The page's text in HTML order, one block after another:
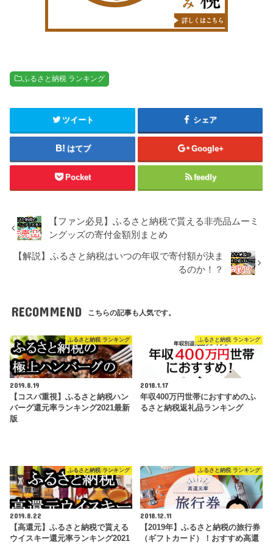
ふるさと納税 ランキング
ツイート シェア
はてブ Google+
Pocket feedly
【ファン必見】ふるさと納税で貰える非売品ムーミ
ングッズの寄付金額別まとめ
【解説】ふるさと納税はいつの年収で寄付額が決ま
るのか！？
RECOMMEND こちらの記事も人気です。
ふるさと納税 ランキング
2019.8.19
【コスパ重視】ふるさと納税ハン
バーグ還元率ランキング2021最新
版
ふるさと納税 ランキング
2018.1.17
年収400万円世帯におすすめのふ
るさと納税返礼品ランキング
ふるさと納税 ランキング
2019.8.22
【高還元】ふるさと納税で貰える
ウイスキー還元率ランキング2021
ふるさと納税 ランキング
2018.12.11
【2019年】ふるさと納税の旅行券
（ギフトカード）！おすすめ高還